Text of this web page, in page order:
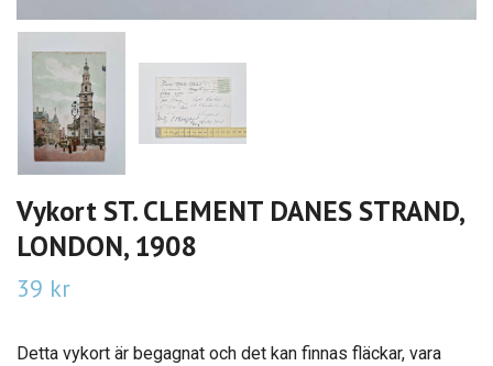
Vykort ST. CLEMENT DANES STRAND,
LONDON, 1908
39 kr
Detta vykort är begagnat och det kan finnas fläckar, vara